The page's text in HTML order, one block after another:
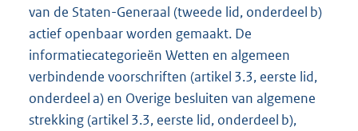
van de Staten-Generaal (tweede lid, onderdeel b)
actief openbaar worden gemaakt. De
informatiecategorieën Wetten en algemeen
verbindende voorschriften (artikel 3.3, eerste lid,
onderdeel a) en Overige besluiten van algemene
strekking (artikel 3.3, eerste lid, onderdeel b),